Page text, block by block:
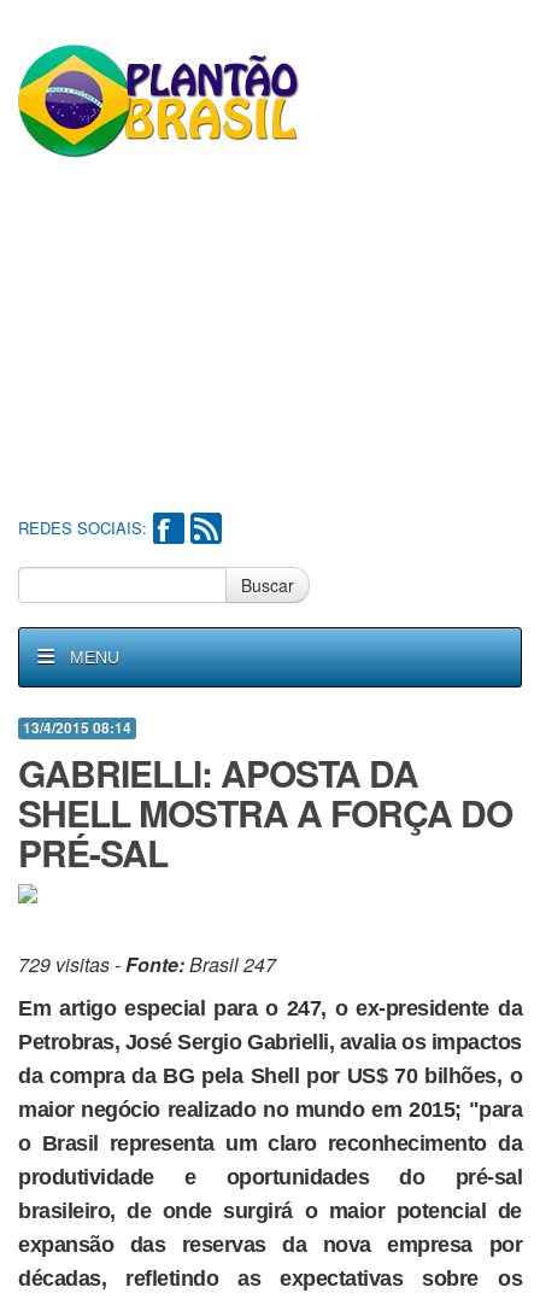
REDES SOCIAIS:
Buscar
MENU
13/4/2015 08:14
GABRIELLI: APOSTA DA
SHELL MOSTRA A FORÇA DO
PRÉ-SAL
729 visitas -Fonte:Brasil 247
Em artigo especial para o 247, o ex-presidente da
Petrobras, José Sergio Gabrielli, avalia os impactos
da compra da BG pela Shell por US$ 70 bilhões, o
maior negócio realizado no mundo em 2015; "para
o Brasil representa um claro reconhecimento da
produtividade e oportunidades do pré-sal
brasileiro, de onde surgirá o maior potencial de
expansão das reservas da nova empresa por
décadas, refletindo as expectativas sobre os